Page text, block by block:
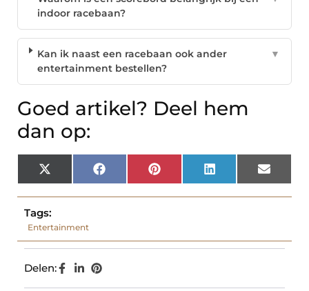
indoor racebaan?
Kan ik naast een racebaan ook ander
entertainment bestellen?
▼
Goed artikel? Deel hem
dan op:
X
(Twitter)
Facebook Pinterest LinkedIn Email
Tags:
Entertainment
Delen: